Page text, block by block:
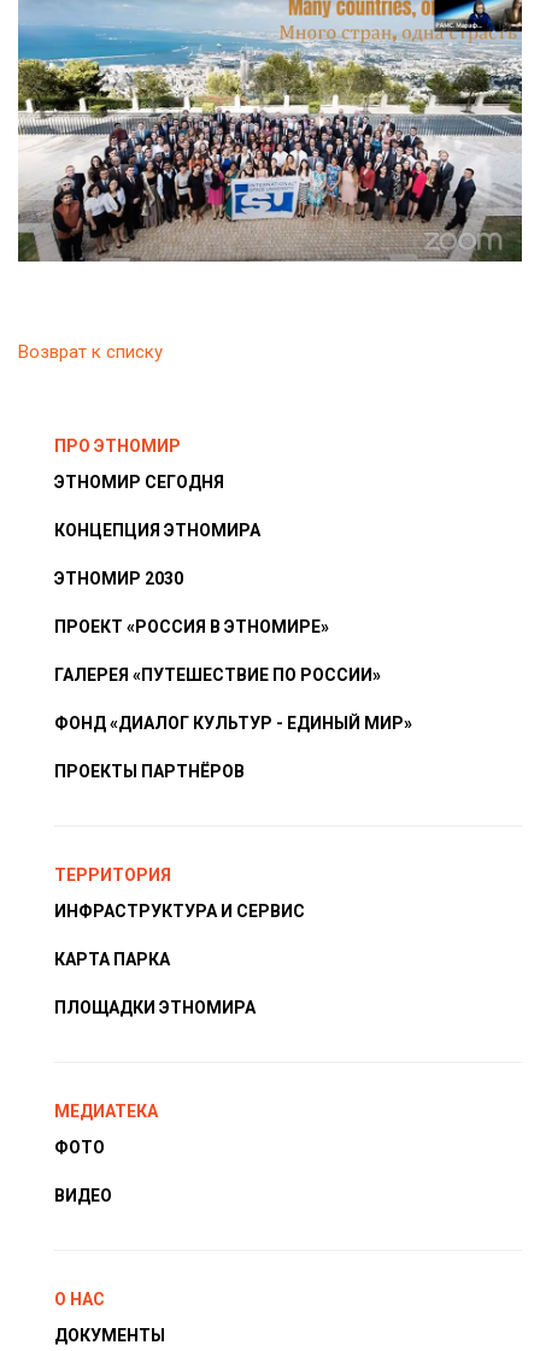
Возврат к списку
ПРО ЭТНОМИР
ЭТНОМИР СЕГОДНЯ
КОНЦЕПЦИЯ ЭТНОМИРА
ЭТНОМИР 2030
ПРОЕКТ «РОССИЯ В ЭТНОМИРЕ»
ГАЛЕРЕЯ «ПУТЕШЕСТВИЕ ПО РОССИИ»
ФОНД «ДИАЛОГ КУЛЬТУР - ЕДИНЫЙ МИР»
ПРОЕКТЫ ПАРТНЁРОВ
ТЕРРИТОРИЯ
ИНФРАСТРУКТУРА И СЕРВИС
КАРТА ПАРКА
ПЛОЩАДКИ ЭТНОМИРА
МЕДИАТЕКА
ФОТО
ВИДЕО
О НАС
ДОКУМЕНТЫ